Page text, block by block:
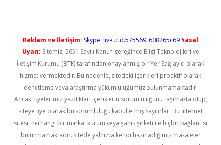
Reklam ve İletişim: Skype: live:.cid.575569c608265c69Yasal
Uyarı: Sitemiz, 5651 Sayılı Kanun gereğince Bilgi Teknolojileri ve
İletişim Kurumu (BTK) tarafından onaylanmış bir Yer Sağlayıcı olarak
hizmet vermektedir. Bu nedenle, sitedeki içerikleri proaktif olarak
denetleme veya araştırma yükümlülüğümüz bulunmamaktadır.
Ancak, üyelerimiz yazdıkları içeriklerin sorumluluğunu taşımakta olup,
siteye üye olarak bu sorumluluğu kabul etmiş sayılırlar. Bu internet
sitesi, herhangi bir marka, kurum veya şahıs şirketi ile hiçbir bağlantısı
bulunmamaktadır. Sitede yalnızca kendi hazırladığımız makaleler